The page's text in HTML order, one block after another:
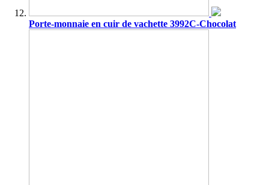
Porte-monnaie en cuir de vachette 3992C-Chocolat